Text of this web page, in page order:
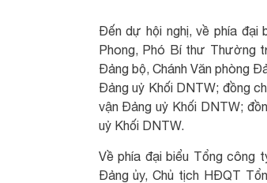
Đến dự hội nghị, về phía đại
Phong, Phó Bí thư Thường
Đảng bộ, Chánh Văn phòng
Đảng uỷ Khối DNTW; đồng
vận Đảng uỷ Khối DNTW;
uỷ Khối DNTW.
Về phía đại biểu Tổng công
Đảng ủy, Chủ tịch HĐQT